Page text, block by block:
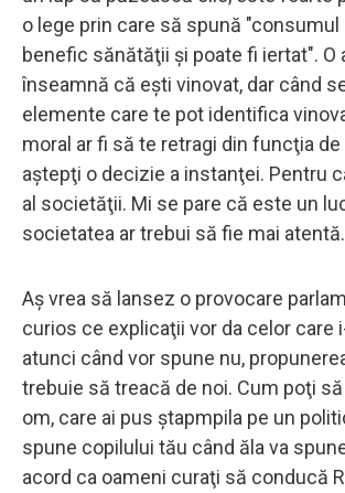
o lege prin care să spună "consumul
benefic sănătăţii şi poate fi iertat". O
înseamnă că eşti vinovat, dar când
elemente care te pot identifica
moral ar fi să te retragi din funcţia
aştepţi o decizie a instanţei. Pentru
al societăţii. Mi se pare că este un
societatea ar trebui să fie mai atentă.
Aş vrea să lansez o provocare
curios ce explicaţii vor da celor care
atunci când vor spune nu,
trebuie să treacă de noi. Cum poţi
om, care ai pus ştapmpila pe un
spune copilului tău când ăla va
acord ca oameni curaţi să conducă